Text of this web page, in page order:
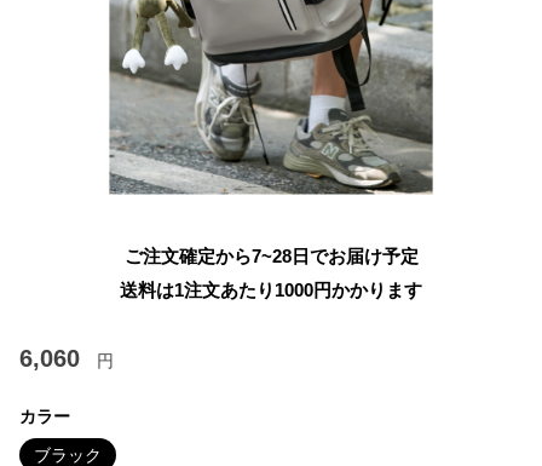
ご注文確定から7~28日でお届け予定
送料は1注文あたり 1000円かかります
6,060 円
カラー
ブラック